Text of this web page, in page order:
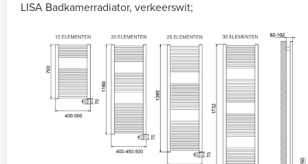
LISA Badkamerradiator, verkeerswit;